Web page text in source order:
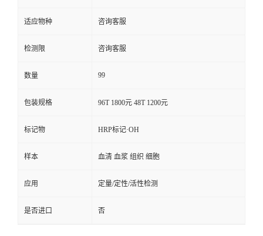
适应物种 咨询客服
检测限 咨询客服
数量 99
包装规格 96T 1800元 48T 1200元
标记物 HRP标记·OH
样本 血清 血浆 组织 细胞
应用 定量/定性/活性检测
是否进口 否